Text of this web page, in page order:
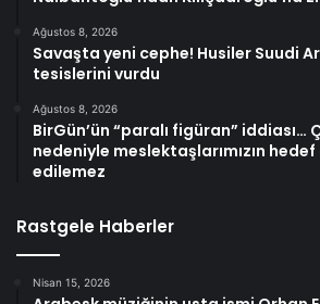
Ağustos 8, 2026
Savaşta yeni cephe! Husiler Suudi
tesislerini vurdu
Ağustos 8, 2026
BirGün’ün “paralı figüran” iddiası…
nedeniyle meslektaşlarımızın
edilemez
Rastgele Haberler
Nisan 15, 2026